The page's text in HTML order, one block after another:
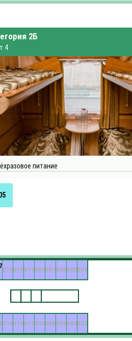
2Б
4
питание
001
002
003
004
005
006
007
008
009
010
011
012
013
014
015
016